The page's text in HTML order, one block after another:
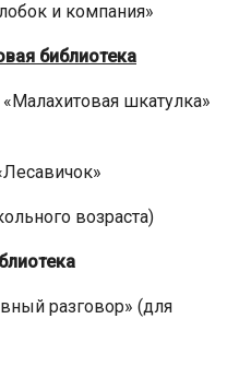
и компания»
библиотека
шкатулка»
возраста)
разговор» (для